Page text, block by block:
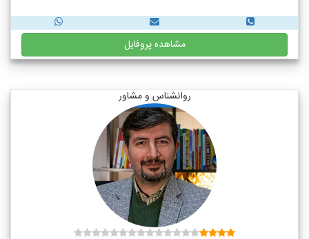
مشاهده پروفایل
روانشناس و مشاور